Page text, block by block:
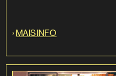
› MAIS INFO